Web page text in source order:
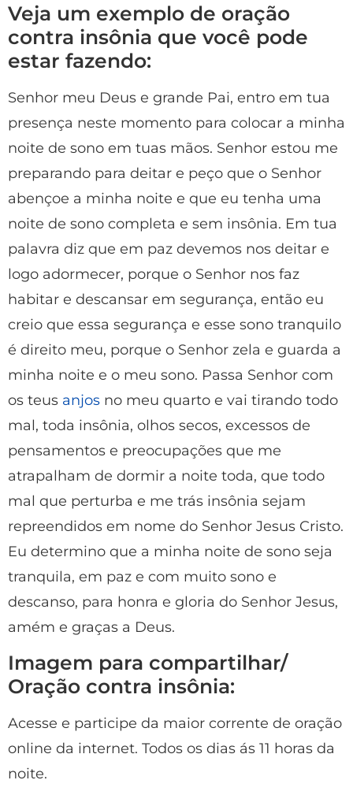
Veja um exemplo de oração
contra insônia que você pode
estar fazendo:
Senhor meu Deus e grande Pai, entro em tua
presença neste momento para colocar a minha
noite de sono em tuas mãos. Senhor estou me
preparando para deitar e peço que o Senhor
abençoe a minha noite e que eu tenha uma
noite de sono completa e sem insônia. Em tua
palavra diz que em paz devemos nos deitar e
logo adormecer, porque o Senhor nos faz
habitar e descansar em segurança, então eu
creio que essa segurança e esse sono tranquilo
é direito meu, porque o Senhor zela e guarda a
minha noite e o meu sono. Passa Senhor com
os teus anjos no meu quarto e vai tirando todo
mal, toda insônia, olhos secos, excessos de
pensamentos e preocupações que me
atrapalham de dormir a noite toda, que todo
mal que perturba e me trás insônia sejam
repreendidos em nome do Senhor Jesus Cristo.
Eu determino que a minha noite de sono seja
tranquila, em paz e com muito sono e
descanso, para honra e gloria do Senhor Jesus,
amém e graças a Deus.
Imagem para compartilhar/
Oração contra insônia:
Acesse e participe da maior corrente de oração
online da internet. Todos os dias ás 11 horas da
noite.